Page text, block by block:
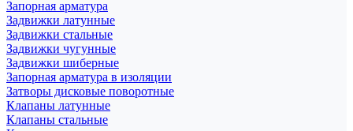
Запорная арматура
Задвижки латунные
Задвижки стальные
Задвижки чугунные
Задвижки шиберные
Запорная арматура в изоляции
Затворы дисковые поворотные
Клапаны латунные
Клапаны стальные